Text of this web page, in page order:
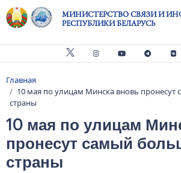
Перейти к основному содержанию
МИНИСТЕРСТВО СВЯЗИ И
РЕСПУБЛИКИ БЕЛАРУСЬ
Строка навигации
Главная
10 мая по улицам Минска вновь
страны
10 мая по улицам
пронесут самый
страны